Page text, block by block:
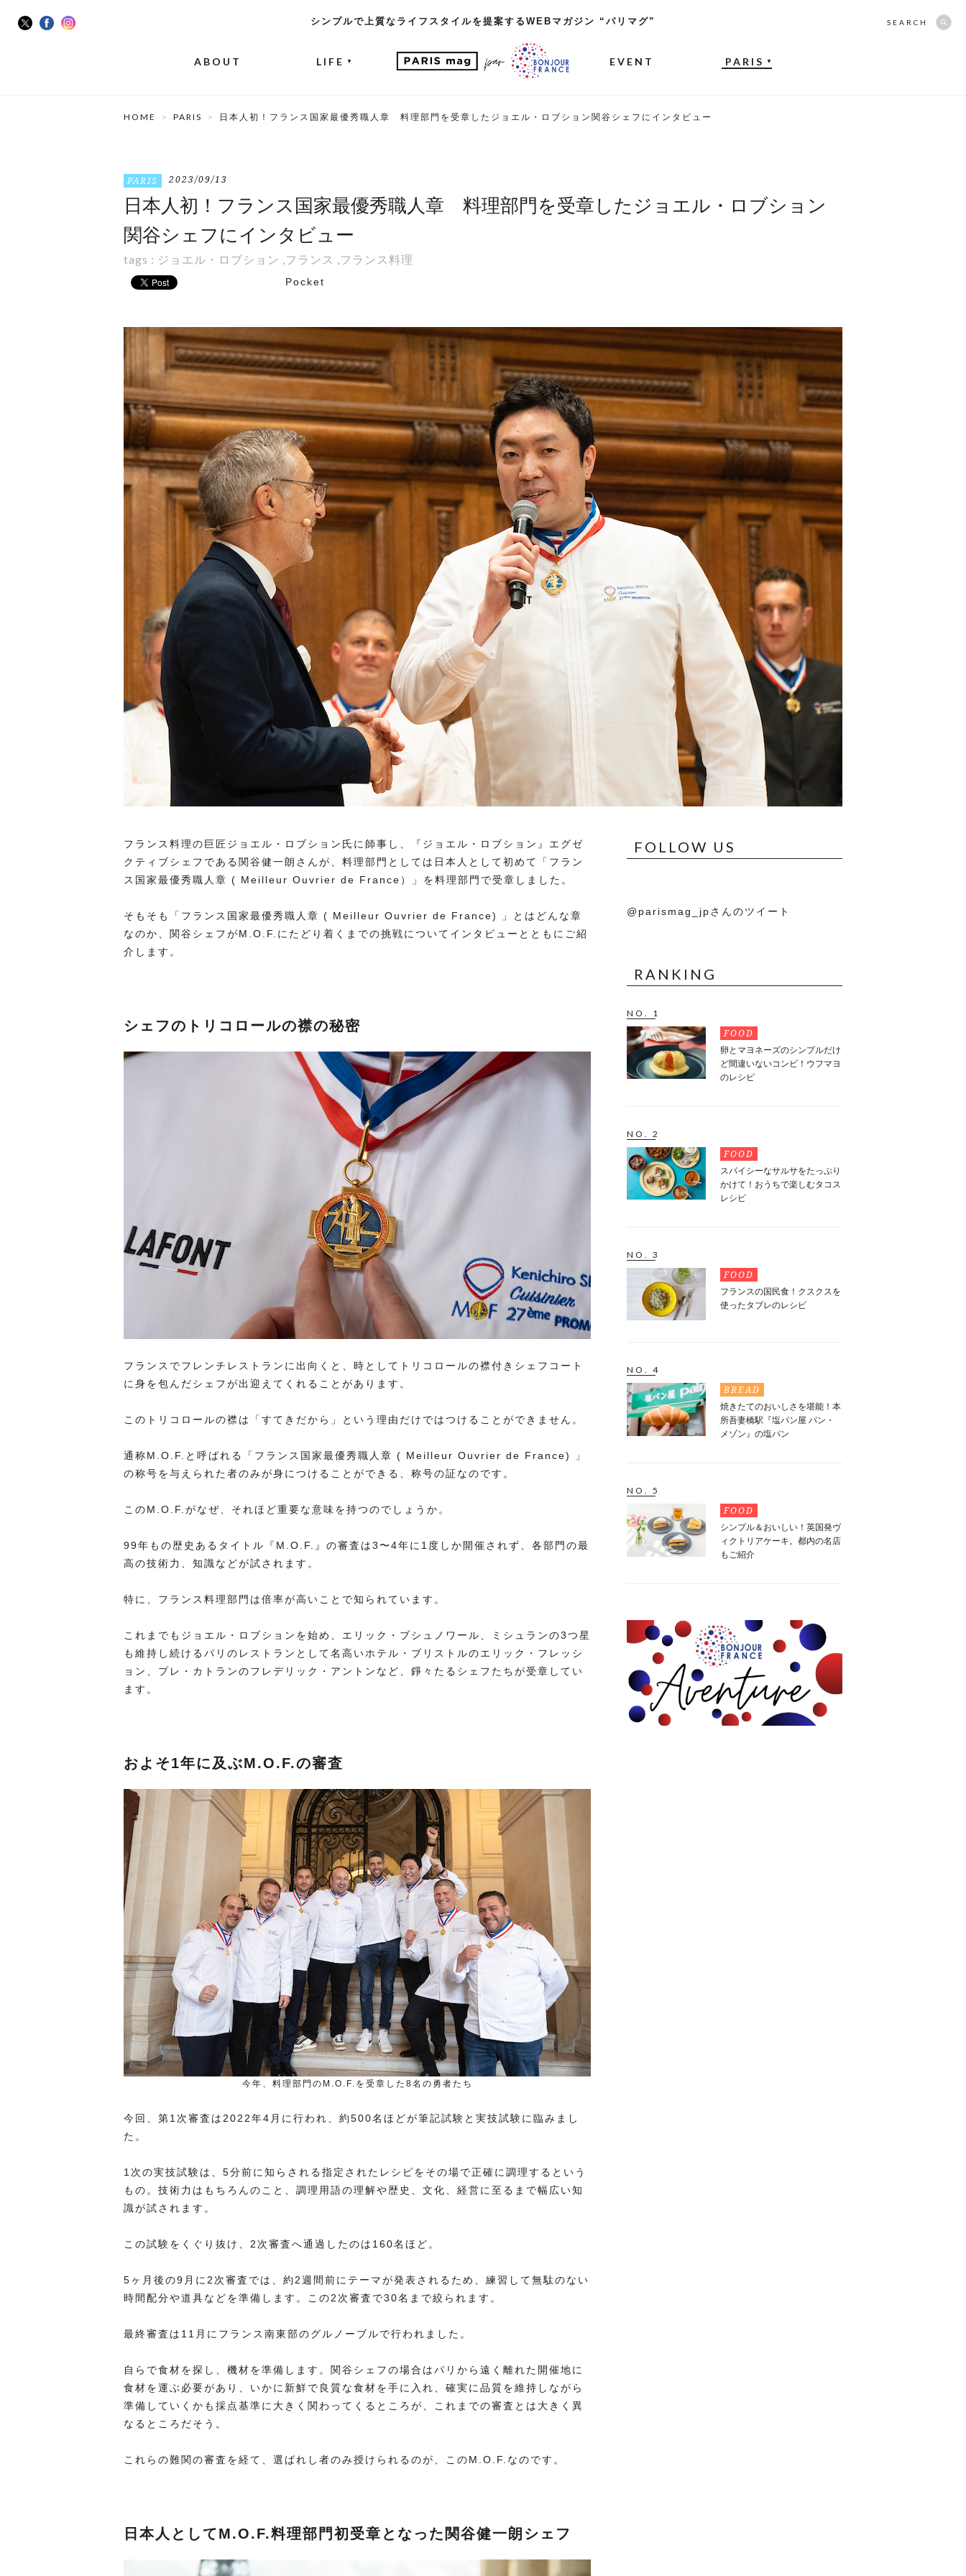
シンプルで上質なライフスタイルを提案するWEBマガジン “パリマグ”
ABOUT LIFE ▼ EVENT PARIS ▼
SEARCH
HOME PARIS 日本人初！フランス国家最優秀職人章 料理部門を受章したジョエル・ロブション関谷シェフにインタビュー
PARIS 2023/09/13
日本人初！フランス国家最優秀職人章 料理部門を受章したジョエル・ロブション
関谷シェフにインタビュー
tags : ジョエル・ロブション ,フランス ,フランス料理
Pocket
フランス料理の巨匠ジョエル・ロブション氏に師事し、『ジョエル・ロブション』エグゼ
クティブシェフである関谷健一朗さんが、料理部門としては日本人として初めて「フラン
ス国家最優秀職人章 ( Meilleur Ouvrier de France）」を料理部門で受章しました。
そもそも「フランス国家最優秀職人章 ( Meilleur Ouvrier de France) 」とはどんな章
なのか、関谷シェフがM.O.F.にたどり着くまでの挑戦についてインタビューとともにご紹
介します。
シェフのトリコロールの襟の秘密
フランスでフレンチレストランに出向くと、時としてトリコロールの襟付きシェフコート
に身を包んだシェフが出迎えてくれることがあります。
このトリコロールの襟は「すてきだから」という理由だけではつけることができません。
通称M.O.F.と呼ばれる「フランス国家最優秀職人章 ( Meilleur Ouvrier de France) 」
の称号を与えられた者のみが身につけることができる、称号の証なのです。
このM.O.F.がなぜ、それほど重要な意味を持つのでしょうか。
99年もの歴史あるタイトル『M.O.F.』の審査は3〜4年に1度しか開催されず、各部門の最
高の技術力、知識などが試されます。
特に、フランス料理部門は倍率が高いことで知られています。
これまでもジョエル・ロブションを始め、エリック・ブシュノワール、ミシュランの3つ星
も維持し続けるパリのレストランとして名高いホテル・ブリストルのエリック・フレッシ
ョン、プレ・カトランのフレデリック・アントンなど、錚々たるシェフたちが受章してい
ます。
およそ1年に及ぶM.O.F.の審査
今年、料理部門のM.O.F.を受章した8名の勇者たち
今回、第1次審査は2022年4月に行われ、約500名ほどが筆記試験と実技試験に臨みまし
た。
1次の実技試験は、5分前に知らされる指定されたレシピをその場で正確に調理するという
もの。技術力はもちろんのこと、調理用語の理解や歴史、文化、経営に至るまで幅広い知
識が試されます。
この試験をくぐり抜け、2次審査へ通過したのは160名ほど。
5ヶ月後の9月に2次審査では、約2週間前にテーマが発表されるため、練習して無駄のない
時間配分や道具などを準備します。この2次審査で30名まで絞られます。
最終審査は11月にフランス南東部のグルノーブルで行われました。
自らで食材を探し、機材を準備します。関谷シェフの場合はパリから遠く離れた開催地に
食材を運ぶ必要があり、いかに新鮮で良質な食材を手に入れ、確実に品質を維持しながら
準備していくかも採点基準に大きく関わってくるところが、これまでの審査とは大きく異
なるところだそう。
これらの難関の審査を経て、選ばれし者のみ授けられるのが、このM.O.F.なのです。
日本人としてM.O.F.料理部門初受章となった関谷健一朗シェフ
FOLLOW US
@parismag_jpさんのツイート
RANKING
NO. 1
FOOD
卵とマヨネーズのシンプルだけ
ど間違いないコンビ！ウフマヨ
のレシピ
NO. 2
FOOD
スパイシーなサルサをたっぷり
かけて！おうちで楽しむタコス
レシピ
NO. 3
FOOD
フランスの国民食！クスクスを
使ったタブレのレシピ
NO. 4
BREAD
焼きたてのおいしさを堪能！本
所吾妻橋駅『塩パン屋 パン・
メゾン』の塩パン
NO. 5
FOOD
シンプル＆おいしい！英国発ヴ
ィクトリアケーキ。都内の名店
もご紹介